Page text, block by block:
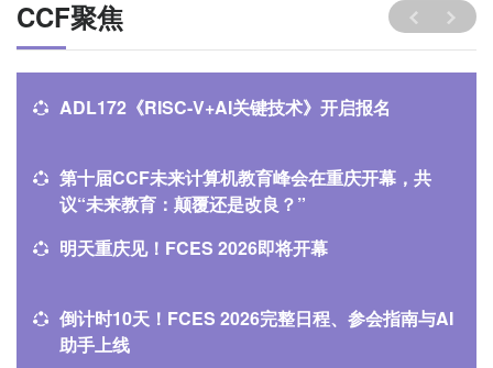
CCF聚焦
ADL172《RISC-V+AI关键技术》开启报名
第十届CCF未来计算机教育峰会在重庆开幕，共
议“未来教育：颠覆还是改良？” ​
​明天重庆见！FCES 2026即将开幕
倒计时10天！FCES 2026完整日程、参会指南与AI
助手上线